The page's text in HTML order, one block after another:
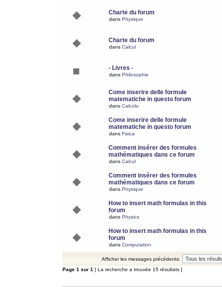
Charte du forum
dans Physique
Charte du forum
dans Calcul
- Livres -
dans Philosophie
Come inserire delle formule
matematiche in questo forum
dans Calcolo
Come inserire delle formule
matematiche in questo forum
dans Fisica
Comment insérer des formules
mathématiques dans ce forum
dans Calcul
Comment insérer des formules
mathématiques dans ce forum
dans Physique
How to insert math formulas in this
forum
dans Physics
How to insert math formulas in this
forum
dans Computation
Afficher les messages précédents:
Page 1 sur 1 [ La recherche a trouvée 15 résultats ]